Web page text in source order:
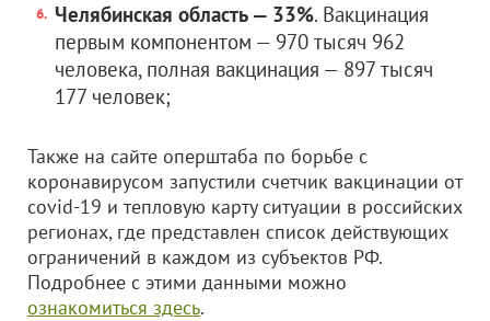
Челябинская область — 33%. Вакцинация
первым компонентом — 970 тысяч 962
человека, полная вакцинация — 897 тысяч
177 человек;
Также на сайте оперштаба по борьбе с
коронавирусом запустили счетчик вакцинации от
сovid-19 и тепловую карту ситуации в российских
регионах, где представлен список действующих
ограничений в каждом из субъектов РФ.
Подробнее с этими данными можно
ознакомиться здесь.